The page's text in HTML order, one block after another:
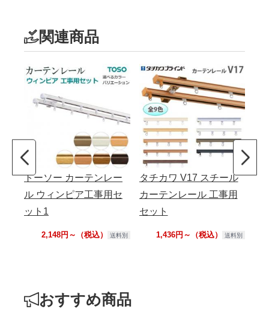
関連商品
トーソー カーテンレー
ル ウィンピア工事用セ
ット1
2,148円～（税込） 送料別
タチカワ V17 スチール
カーテンレール 工事用
セット
1,436円～（税込） 送料別
ト
おすすめ商品